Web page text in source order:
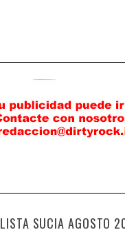
LISTA SUCIA AGOSTO